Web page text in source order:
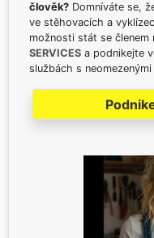
člověk? Domníváte se,
ve stěhovacích a
možnosti stát se členem
SERVICES a podnikejte
službách s